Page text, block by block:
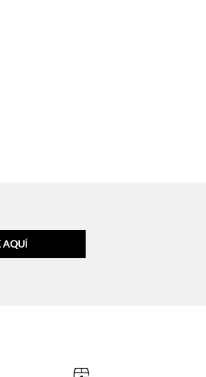
AQUÍ